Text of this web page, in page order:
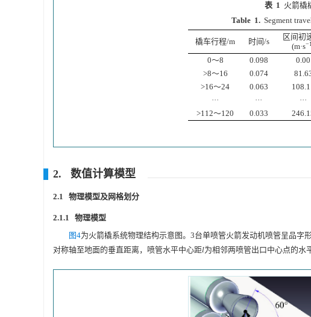
表 1 火箭橇
Table 1. Segment
橇车行程/m 时间/s
区间初
(m·s
0～8
0.098 0.00
>8～16
0.074
>16～24
0.063
···
··· ···
>112～120
0.033
2. 数值计算模型
2.1 物理模型及网格划分
2.1.1 物理模型
图4为火箭橇系统物理结构示意图。3台单喷管火箭发动机喷管呈品
对称轴至地面的垂直距离，喷管水平中心距l为相邻两喷管出口中心点的水